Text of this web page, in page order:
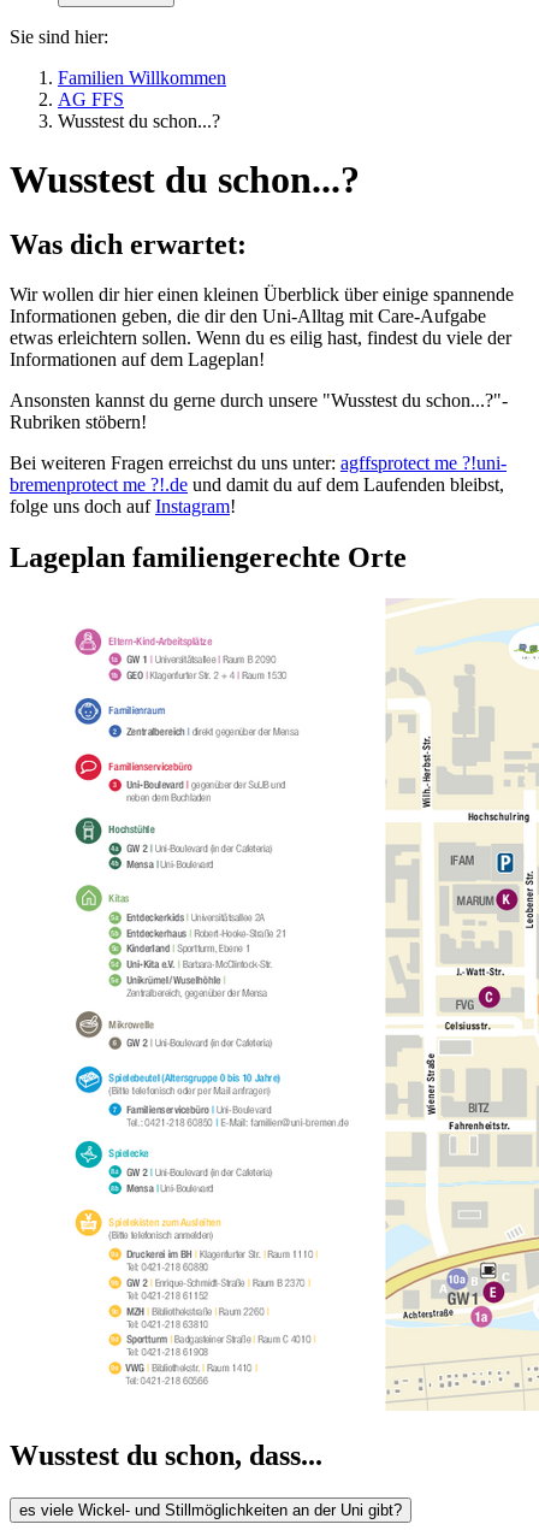
Sie sind hier:
Familien Willkommen
AG FFS
Wusstest du schon...?
Wusstest du schon...?
Was dich erwartet:
Wir wollen dir hier einen kleinen Überblick über einige spannende
Informationen geben, die dir den Uni-Alltag mit Care-Aufgabe
etwas erleichtern sollen. Wenn du es eilig hast, findest du viele der
Informationen auf dem Lageplan!
Ansonsten kannst du gerne durch unsere "Wusstest du schon...?"-
Rubriken stöbern!
Bei weiteren Fragen erreichst du uns unter: agffsprotect me ?!uni-
bremenprotect me ?!.de und damit du auf dem Laufenden bleibst,
folge uns doch aufInstagram!
Lageplan familiengerechte Orte
Wusstest du schon, dass...
es viele Wickel- und Stillmöglichkeiten an der Uni gibt?